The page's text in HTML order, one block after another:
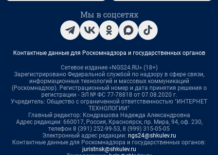
Мы в соцсетях
Контактные данные для Роскомнадзора и государственных органов
Сетевое издание «NGS24.RU» (18+)
Зарегистрировано Федеральной службой по надзору в сфере связи,
информационных технологий и массовых коммуникаций
(Роскомнадзор). Регистрационный номер и дата принятия решения о
регистрации - ЭЛ № ФС 77-78818 от 07.08.2020 г.
Учредитель: Общество с ограниченной ответственностью "ИНТЕРНЕТ
ТЕХНОЛОГИИ"
Главный редактор: Кондрашова Надежда Александровна
Адрес редакции: 660017, Россия, Красноярск, пр. Мира, 94, оф. 230,
телефон 8 (391) 252-99-53, 8 (999) 315-05-05
Электронный адрес редакции: ngs24@shkulev.ru
Контактные данные для Роскомнадзора и государственных органов:
juristnsk@shkulev.ru